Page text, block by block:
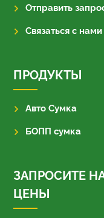
Отправить
Связаться с нами
ПРОДУКТЫ
Авто Сумка
БОПП сумка
ЗАПРОСИТЕ
ЦЕНЫ